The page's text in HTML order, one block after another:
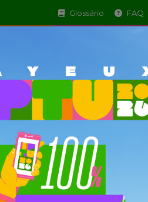
Glossário FAQ